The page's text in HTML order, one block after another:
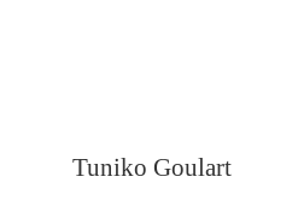
Tuniko Goulart